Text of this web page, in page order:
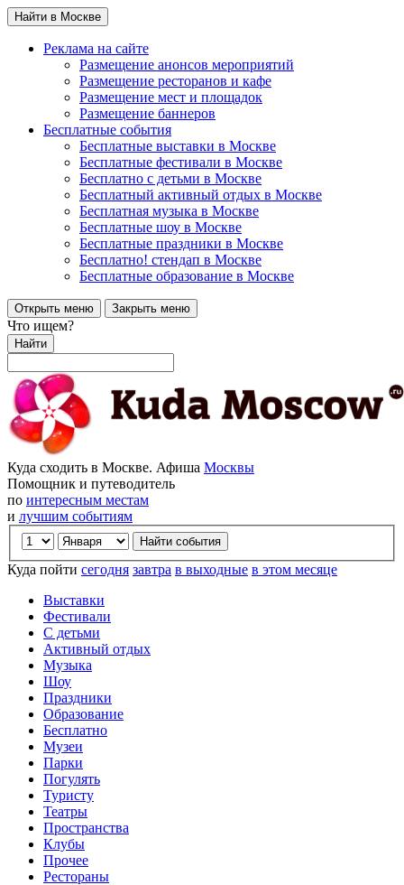
Найти в Москве
Реклама на сайте
Размещение анонсов мероприятий
Размещение ресторанов и кафе
Размещение мест и площадок
Размещение баннеров
Бесплатные события
Бесплатные выставки в Москве
Бесплатные фестивали в Москве
Бесплатно с детьми в Москве
Бесплатный активный отдых в Москве
Бесплатная музыка в Москве
Бесплатные шоу в Москве
Бесплатные праздники в Москве
Бесплатно! стендап в Москве
Бесплатные образование в Москве
Открыть меню Закрыть меню
Что ищем?
Найти
Куда сходить в Москве. Афиша Москвы
Помощник и путеводитель
по интересным местам
и лучшим событиям
Куда пойти сегодня завтра в выходные в этом месяце
Выставки
Фестивали
С детьми
Активный отдых
Музыка
Шоу
Праздники
Образование
Бесплатно
Музеи
Парки
Погулять
Туристу
Театры
Пространства
Клубы
Прочее
Рестораны